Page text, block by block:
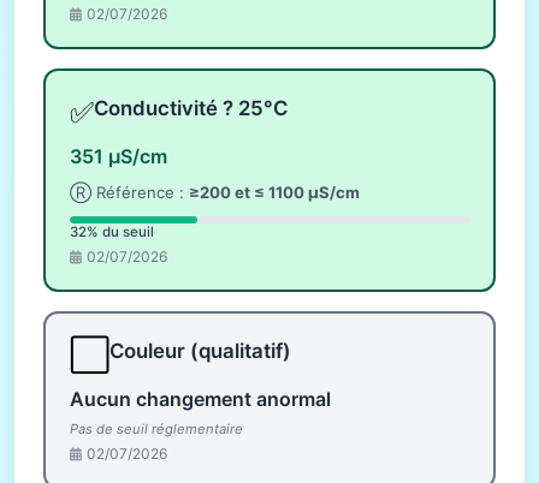
02/07/2026
✅Conductivité ? 25°C
351 µS/cm
Ⓡ Référence : ≥200 et ≤ 1100 µS/cm
32% du seuil
02/07/2026
Couleur (qualitatif)
Aucun changement anormal
Pas de seuil réglementaire
02/07/2026